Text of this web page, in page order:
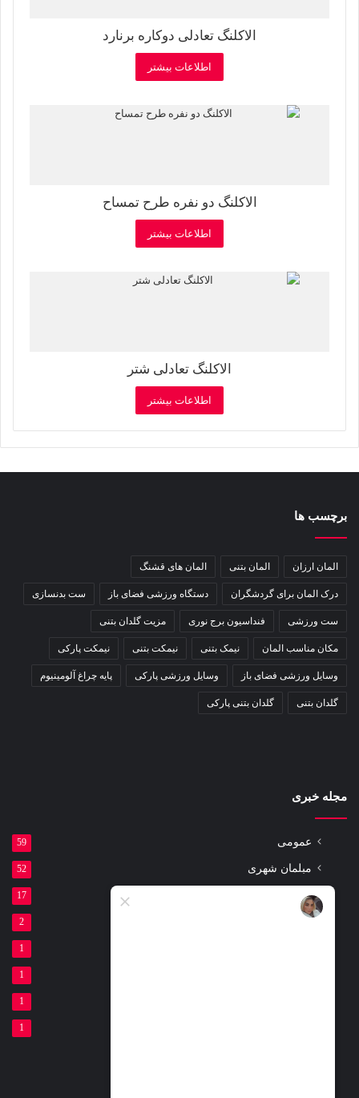
الاکلنگ تعادلی دوکاره برنارد
اطلاعات بیشتر
الاکلنگ دو نفره طرح تمساح
اطلاعات بیشتر
الاکلنگ تعادلی شتر
اطلاعات بیشتر
برچسب ها
المان ارزان المان بتنی المان های قشنگ
درک المان برای گردشگران دستگاه ورزشی فضای باز ست بدنسازی
ست ورزشی فنداسیون برج نوری مزیت گلدان بتنی
مکان مناسب المان نیمک بتنی نیمکت بتنی نیمکت پارکی
وسایل ورزشی فضای باز وسایل ورزشی پارکی پایه چراغ آلومینیوم
گلدان بتنی گلدان بتنی پارکی
مجله خبری
عمومی 59
مبلمان شهری 52
مقالات 17
ست ورزشی پارکی 2
1
1
1
1